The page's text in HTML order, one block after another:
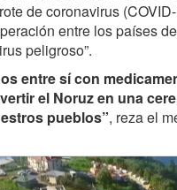
de coronavirus
entre los países
peligroso”.
entre sí con
el Noruz en una
pueblos”, reza el